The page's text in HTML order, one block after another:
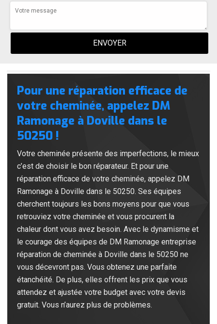
Pour une réparation efficace de
votre cheminée, appelez DM
Ramonage à Doville dans le
50250 !
Votre cheminée présente des imperfections, le mieux
c’est de choisir le bon réparateur. Et pour une
réparation efficace de votre cheminée, appelez DM
Ramonage à Doville dans le 50250. Ses équipes
cherchent toujours les bons moyens pour que vous
retrouviez votre cheminée et vous procurent la
chaleur dont vous avez besoin. Avec le dynamisme et
le courage des équipes de DM Ramonage entreprise
réparation de cheminée à Doville dans le 50250 ne
vous décevront pas. Vous obtenez une parfaite
étanchéité. De plus, elles offrent les prix que vous
attendez et ajustée votre budget avec votre devis
gratuit. Vous n’aurez plus de problèmes.